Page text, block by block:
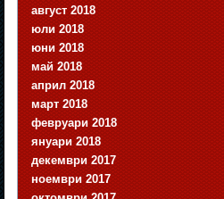
август 2018
юли 2018
юни 2018
май 2018
април 2018
март 2018
февруари 2018
януари 2018
декември 2017
ноември 2017